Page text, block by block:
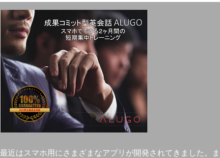
最近はスマホ用にさまざまなアプリが開発されてきました。ま